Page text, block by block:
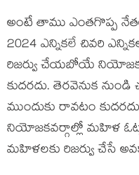
అంటే తాము ఎంతగొప్ప
2024 ఎన్నికలే చివరి
రిజర్వు చేయబోయే
కుదరదు. తెరవెనుక నుండి
ముందుకు రావటం
నియోజకవర్గాల్లో మహిళ
మహిళలకు రిజర్వు చేసే